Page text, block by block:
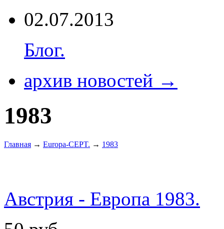
02.07.2013
Блог.
архив новостей →
1983
Главная → Europa-CEPT. → 1983
Австрия - Европа 1983.